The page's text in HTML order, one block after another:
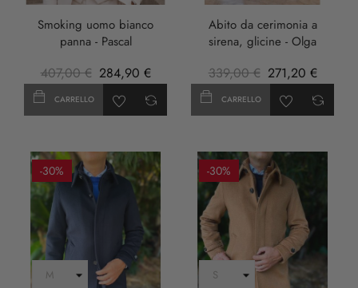
Smoking uomo bianco
panna - Pascal
407,00 € 284,90 €
CARRELLO
Abito da cerimonia a
sirena, glicine - Olga
339,00 € 271,20 €
CARRELLO
-30% -30%